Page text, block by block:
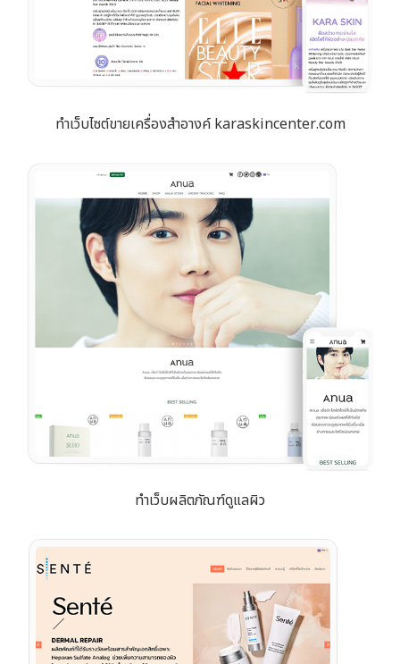
ทำเว็บไซต์ขายเครื่องสำอางค์ karaskincenter.com
ทำเว็บผลิตภัณฑ์ดูแลผิว